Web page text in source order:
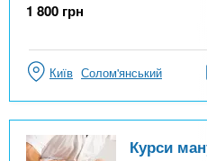
1 800 грн
Київ Солом'янський
Курси